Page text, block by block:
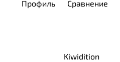
Профиль Сравнение
Kiwidition